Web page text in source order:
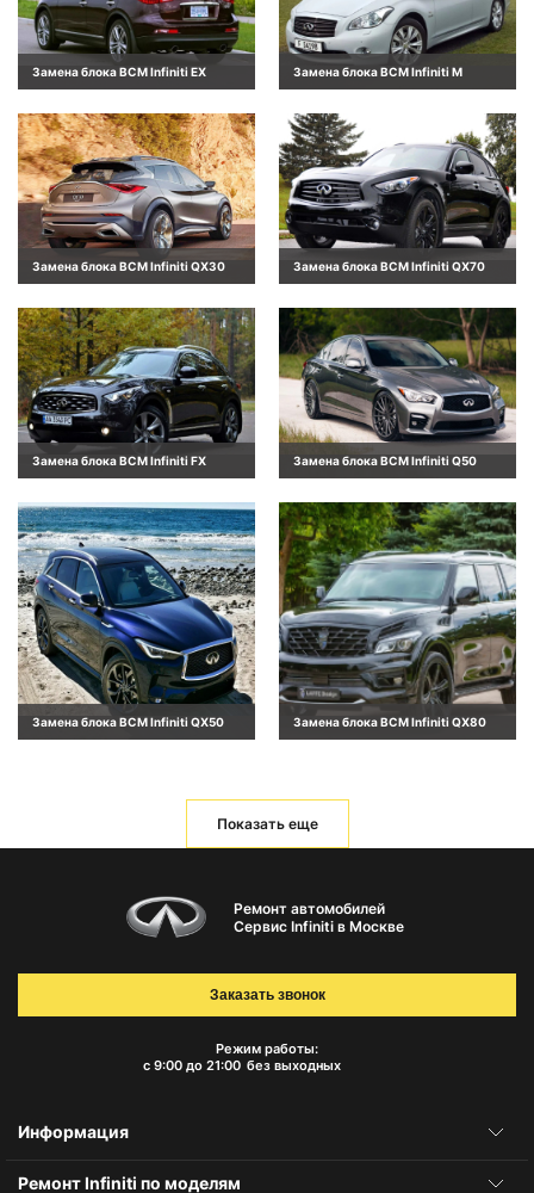
Замена блока BCM Infiniti EX Замена блока BCM Infiniti M
Замена блока BCM Infiniti QX30 Замена блока BCM Infiniti QX70
Замена блока BCM Infiniti FX Замена блока BCM Infiniti Q50
Замена блока BCM Infiniti QX50 Замена блока BCM Infiniti QX80
Показать еще
Ремонт автомобилей
Сервис Infiniti в Москве
Режим работы:
с 9:00 до 21:00 без выходных
Заказать звонок
Информация
Ремонт Infiniti по моделям